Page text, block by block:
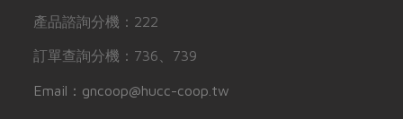
產品諮詢分機：222
訂單查詢分機：736、739
Email：gncoop@hucc-coop.tw